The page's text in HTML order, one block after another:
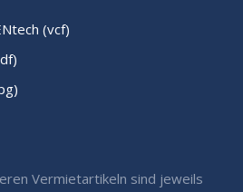
(vcf)
Vermietartikeln sind jeweils